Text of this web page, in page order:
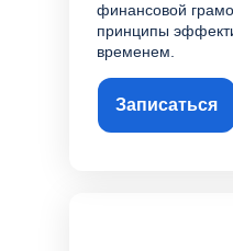
финансовой
принципы
временем.
Записаться